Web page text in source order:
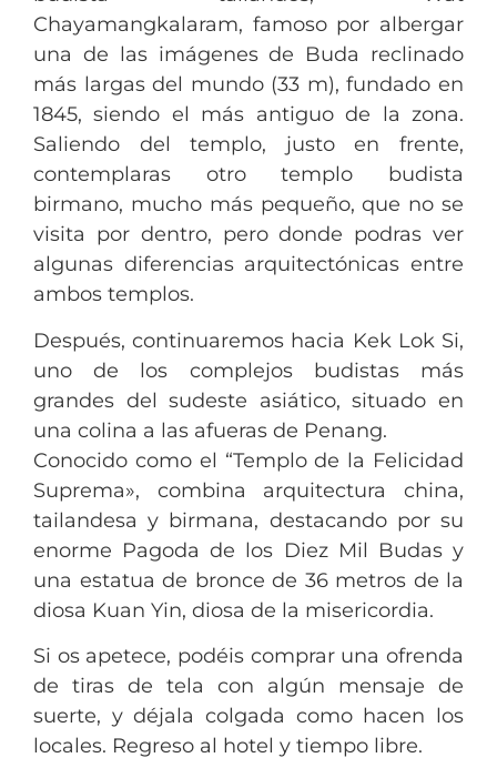
Chayamangkalaram, famoso por albergar
una de las imágenes de Buda reclinado
más largas del mundo (33 m), fundado en
1845, siendo el más antiguo de la zona.
Saliendo del templo, justo en frente,
contemplaras otro templo budista
birmano, mucho más pequeño, que no se
visita por dentro, pero donde podras ver
algunas diferencias arquitectónicas entre
ambos templos.
Después, continuaremos hacia Kek Lok Si,
uno de los complejos budistas más
grandes del sudeste asiático, situado en
una colina a las afueras de Penang.
Conocido como el “Templo de la Felicidad
Suprema», combina arquitectura china,
tailandesa y birmana, destacando por su
enorme Pagoda de los Diez Mil Budas y
una estatua de bronce de 36 metros de la
diosa Kuan Yin, diosa de la misericordia.
Si os apetece, podéis comprar una ofrenda
de tiras de tela con algún mensaje de
suerte, y déjala colgada como hacen los
locales. Regreso al hotel y tiempo libre.